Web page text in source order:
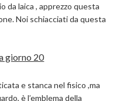
da laica , apprezzo questa
Noi schiacciati da questa
giorno 20
e stanca nel fisico ,ma
è l’emblema della